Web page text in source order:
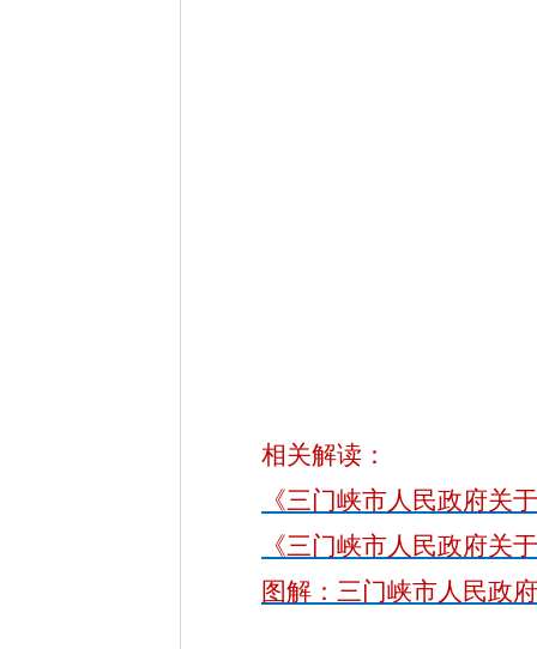
相关解读：
《三门峡市人民政府关
《三门峡市人民政府关
图解：三门峡市人民政